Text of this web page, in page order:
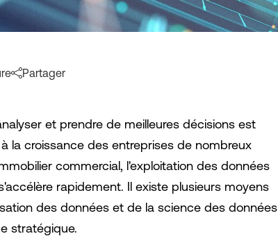
Partager
et prendre de meilleures décisions est
la croissance des entreprises de nombreux
commercial, l'exploitation des données
rapidement. Il existe plusieurs moyens
des données et de la science des données
stratégique.